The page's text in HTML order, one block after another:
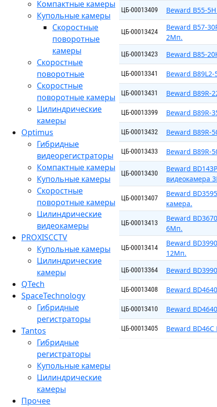
Компактные камеры
Купольные камеры
Скоростные
поворотные
камеры
Скоростные
поворотные
Скоростные
поворотные камеры
Цилиндрические
камеры
Optimus
Гибридные
видеорегистраторы
Компактные камеры
Купольные камеры
Скоростные
поворотные камеры
Цилиндрические
видеокамеры
PROXISCCTV
Купольные камеры
Цилиндрические
камеры
QTech
SpaceTechnology
Гибридные
регистраторы
Tantos
Гибридные
регистраторы
Купольные камеры
Цилиндрические
камеры
Прочее
ЦБ-00013409 Beward B55-
ЦБ-00013424
Beward B57-
2Мп.
ЦБ-00013423 Beward B85-
ЦБ-00013341 Beward
ЦБ-00013431 Beward B89R-
ЦБ-00013399 Beward B89R-
ЦБ-00013432 Beward B89R-
ЦБ-00013433 Beward B89R-
ЦБ-00013430
Beward
видеокамера
ЦБ-00013407
Beward
камера.
ЦБ-00013413
Beward
6Мп.
ЦБ-00013414
Beward
12Мп.
ЦБ-00013364 Beward
ЦБ-00013408 Beward
ЦБ-00013410 Beward
ЦБ-00013405 Beward